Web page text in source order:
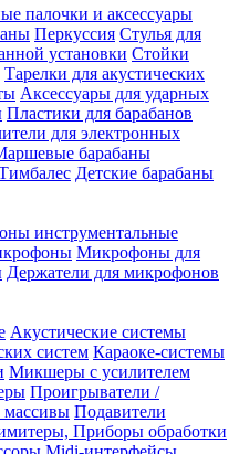
палочки и аксессуары
Перкуссия Стулья для
установки Стойки
Тарелки для акустических
Аксессуары для ударных
Пластики для барабанов
для электронных
барабаны
Детские барабаны
инструментальные
Микрофоны для
Держатели для микрофонов
Акустические системы
систем Караоке-системы
Микшеры с усилителем
Проигрыватели /
Подавители
Приборы обработки